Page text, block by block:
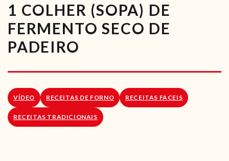
VÍDEOS
RECEITAS VEGGIE
LOJA ONLINE
1 COLHER (SOPA) DE
FERMENTO SECO DE
PADEIRO
VÍDEO RECEITAS DE FORNO RECEITAS FACEIS
RECEITAS TRADICIONAIS